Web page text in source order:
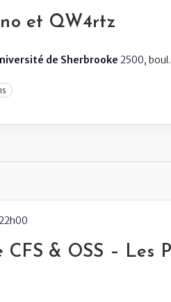
et QW4rtz
de Sherbrooke 2500,
CFS & OSS – Les